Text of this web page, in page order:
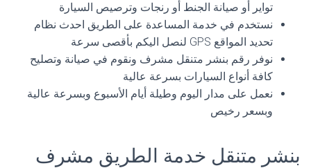
تواير أو صيانة الجنط أو رنجات وترصيص السيارة
نستخدم في خدمة المساعدة على الطريق احدث نظام
تحديد المواقع GPS لنصل اليكم بأقصى سرعة
نوفر رقم بنشر متنقل مشرف ونقوم في صيانة وتصليح
كافة أنواع السيارات بسرعة عالية
نعمل على مدار اليوم وطيلة أيام الأسبوع وبسرعة عالية
وبسعر رخيص
بنشر متنقل خدمة الطريق مشرف